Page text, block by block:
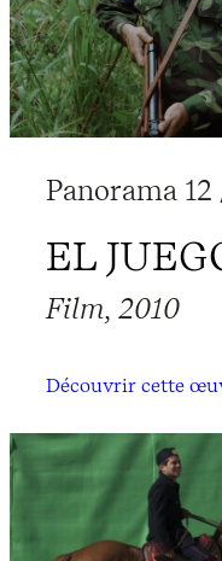
Panorama
EL
Film, 2010
Découvrir cette